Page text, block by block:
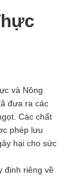
và Nông
đưa ra các
Các chất
phép lưu
hại cho sức
định riêng về